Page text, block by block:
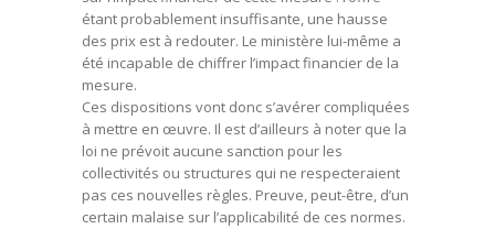
étant probablement insuffisante, une hausse
des prix est à redouter. Le ministère lui-même a
été incapable de chiffrer l’impact financier de la
mesure.
Ces dispositions vont donc s’avérer compliquées
à mettre en œuvre. Il est d’ailleurs à noter que la
loi ne prévoit aucune sanction pour les
collectivités ou structures qui ne respecteraient
pas ces nouvelles règles. Preuve, peut-être, d’un
certain malaise sur l’applicabilité de ces normes.